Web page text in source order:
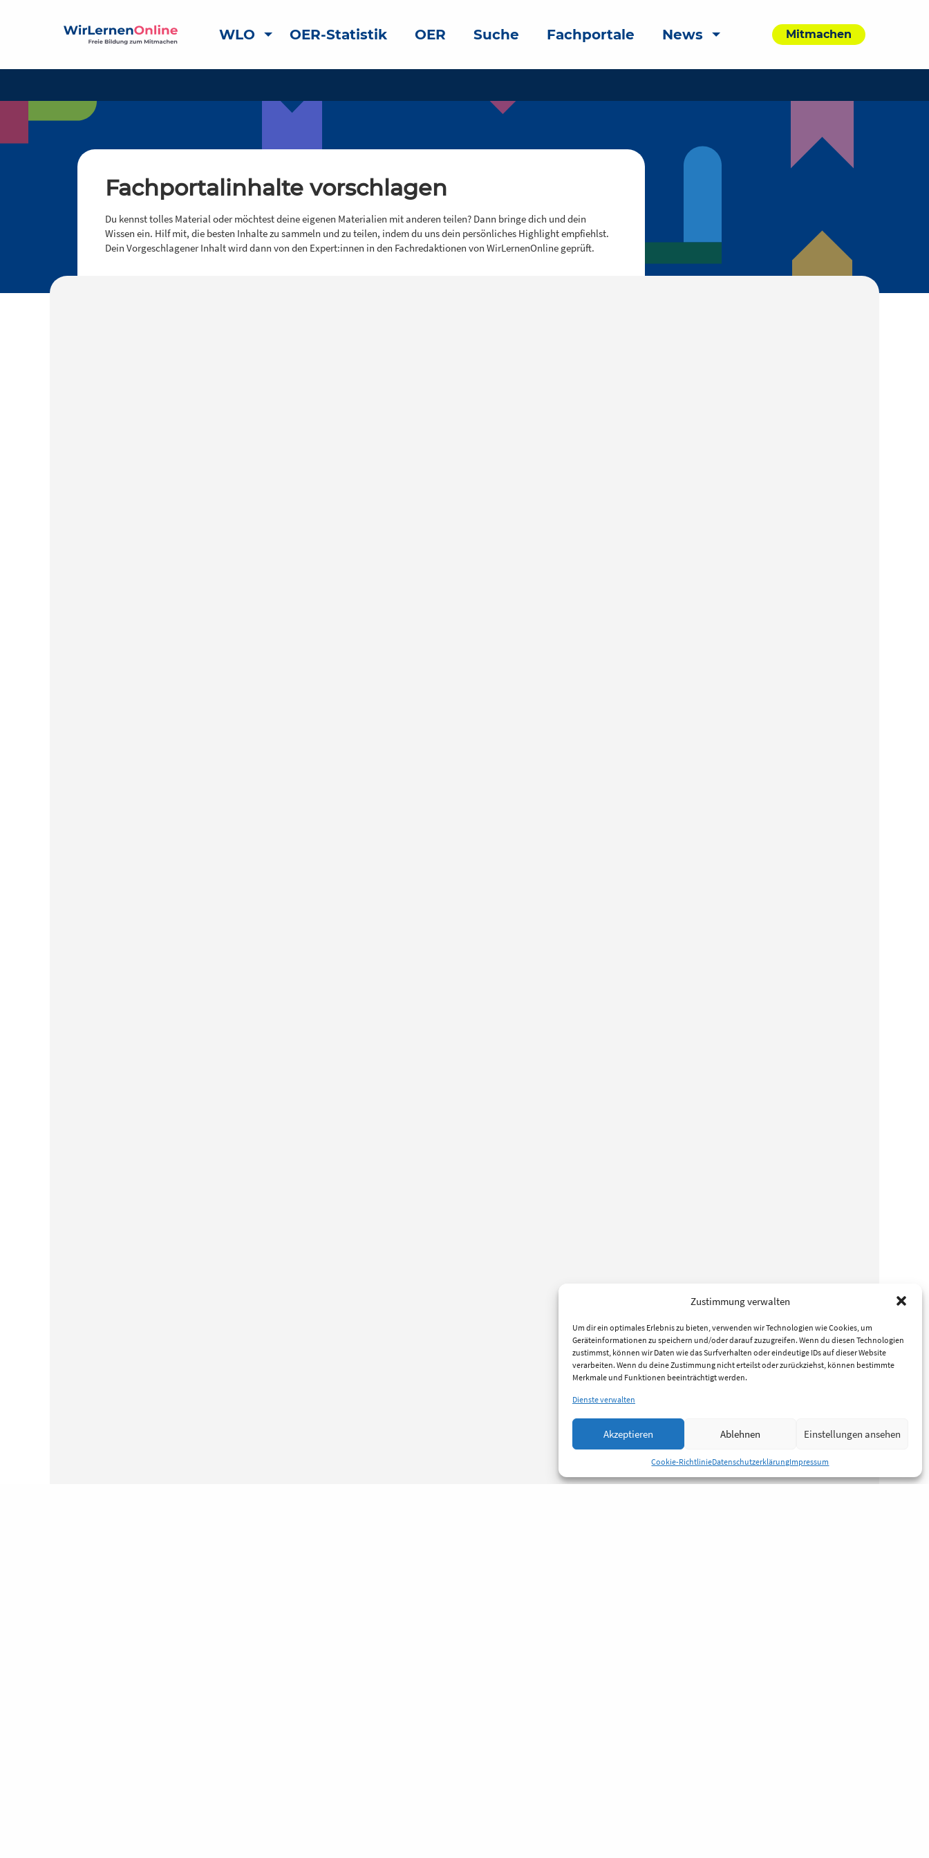
Zustimmung verwalten
Um dir ein optimales Erlebnis zu bieten, verwenden wir Technologien wie Cookies, um
Geräteinformationen zu speichern und/oder darauf zuzugreifen. Wenn du diesen Technologien
zustimmst, können wir Daten wie das Surfverhalten oder eindeutige IDs auf dieser Website
verarbeiten. Wenn du deine Zustimmung nicht erteilst oder zurückziehst, können bestimmte
Merkmale und Funktionen beeinträchtigt werden.
Dienste verwalten
Akzeptieren Ablehnen Einstellungen ansehen
Cookie-RichtlinieDatenschutzerklärungImpressum
WLO OER-Statistik OER Suche Fachportale News Mitmachen
Fachportalinhalte vorschlagen
Du kennst tolles Material oder möchtest deine eigenen Materialien mit anderen teilen? Dann bringe dich und dein
Wissen ein. Hilf mit, die besten Inhalte zu sammeln und zu teilen, indem du uns dein persönliches Highlight empfiehlst.
Dein Vorgeschlagener Inhalt wird dann von den Expert:innen in den Fachredaktionen von WirLernenOnline geprüft.